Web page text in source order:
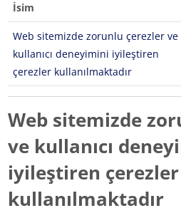
İsim
Web sitemizde zorunlu çerezler ve
kullanıcı deneyimini iyileştiren
çerezler kullanılmaktadır
Web sitemizde
ve kullanıcı
iyileştiren çerezler
kullanılmaktadır